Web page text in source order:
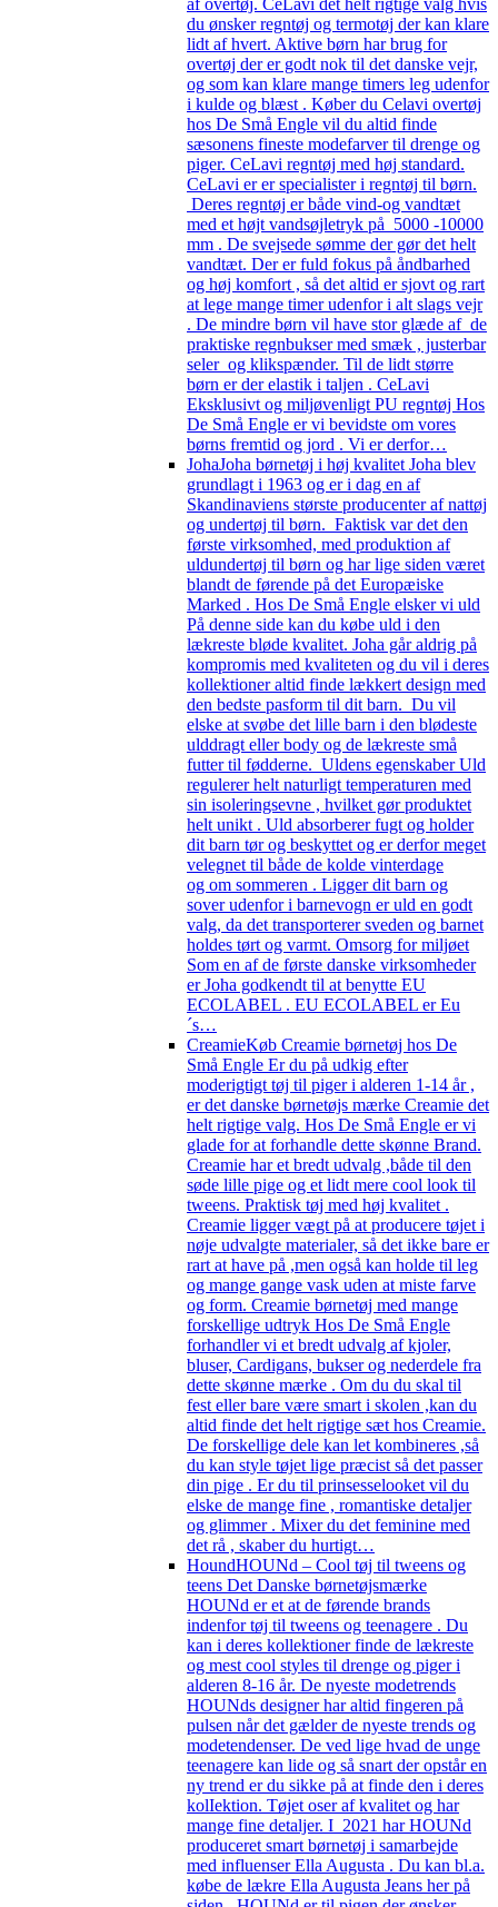
du ønsker regntøj og termotøj der kan klare
lidt af hvert. Aktive børn har brug for
overtøj der er godt nok til det danske vejr,
og som kan klare mange timers leg udenfor
i kulde og blæst . Køber du Celavi overtøj
hos De Små Engle vil du altid finde
sæsonens fineste modefarver til drenge og
piger. CeLavi regntøj med høj standard.
CeLavi er er specialister i regntøj til børn.
Deres regntøj er både vind-og vandtæt
med et højt vandsøjletryk på 5000 -10000
mm . De svejsede sømme der gør det helt
vandtæt. Der er fuld fokus på åndbarhed
og høj komfort , så det altid er sjovt og rart
at lege mange timer udenfor i alt slags vejr
. De mindre børn vil have stor glæde af de
praktiske regnbukser med smæk , justerbar
seler og klikspænder. Til de lidt større
børn er der elastik i taljen . CeLavi
Eksklusivt og miljøvenligt PU regntøj Hos
De Små Engle er vi bevidste om vores
børns fremtid og jord . Vi er derfor…
JohaJoha børnetøj i høj kvalitet Joha blev
grundlagt i 1963 og er i dag en af
Skandinaviens største producenter af nattøj
og undertøj til børn. Faktisk var det den
første virksomhed, med produktion af
uldundertøj til børn og har lige siden været
blandt de førende på det Europæiske
Marked . Hos De Små Engle elsker vi uld
På denne side kan du købe uld i den
lækreste bløde kvalitet. Joha går aldrig på
kompromis med kvaliteten og du vil i deres
kollektioner altid finde lækkert design med
den bedste pasform til dit barn. Du vil
elske at svøbe det lille barn i den blødeste
ulddragt eller body og de lækreste små
futter til fødderne. Uldens egenskaber Uld
regulerer helt naturligt temperaturen med
sin isoleringsevne , hvilket gør produktet
helt unikt . Uld absorberer fugt og holder
dit barn tør og beskyttet og er derfor meget
velegnet til både de kolde vinterdage
og om sommeren . Ligger dit barn og
sover udenfor i barnevogn er uld en godt
valg, da det transporterer sveden og barnet
holdes tørt og varmt. Omsorg for miljøet
Som en af de første danske virksomheder
er Joha godkendt til at benytte EU
ECOLABEL . EU ECOLABEL er Eu
´s…
CreamieKøb Creamie børnetøj hos De
Små Engle Er du på udkig efter
moderigtigt tøj til piger i alderen 1-14 år ,
er det danske børnetøjs mærke Creamie det
helt rigtige valg. Hos De Små Engle er vi
glade for at forhandle dette skønne Brand.
Creamie har et bredt udvalg ,både til den
søde lille pige og et lidt mere cool look til
tweens. Praktisk tøj med høj kvalitet .
Creamie ligger vægt på at producere tøjet i
nøje udvalgte materialer, så det ikke bare er
rart at have på ,men også kan holde til leg
og mange gange vask uden at miste farve
og form. Creamie børnetøj med mange
forskellige udtryk Hos De Små Engle
forhandler vi et bredt udvalg af kjoler,
bluser, Cardigans, bukser og nederdele fra
dette skønne mærke . Om du du skal til
fest eller bare være smart i skolen ,kan du
altid finde det helt rigtige sæt hos Creamie.
De forskellige dele kan let kombineres ,så
du kan style tøjet lige præcist så det passer
din pige . Er du til prinsesselooket vil du
elske de mange fine , romantiske detaljer
og glimmer . Mixer du det feminine med
det rå , skaber du hurtigt…
HoundHOUNd – Cool tøj til tweens og
teens Det Danske børnetøjsmærke
HOUNd er et at de førende brands
indenfor tøj til tweens og teenagere . Du
kan i deres kollektioner finde de lækreste
og mest cool styles til drenge og piger i
alderen 8-16 år. De nyeste modetrends
HOUNds designer har altid fingeren på
pulsen når det gælder de nyeste trends og
modetendenser. De ved lige hvad de unge
teenagere kan lide og så snart der opstår en
ny trend er du sikke på at finde den i deres
kolIektion. Tøjet oser af kvalitet og har
mange fine detaljer. I 2021 har HOUNd
produceret smart børnetøj i samarbejde
med influenser Ella Augusta . Du kan bl.a.
købe de lækre Ella Augusta Jeans her på